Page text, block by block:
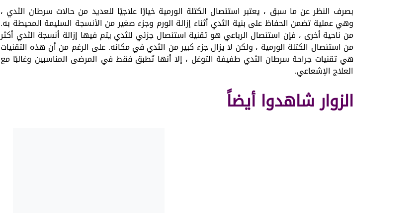
بصرف النظر عن ما سبق ، يعتبر استئصال الكتلة الورمية خيارًا علاجيًا للعديد من حالات سرطان الثدي ،
وهي عملية تضمن الحفاظ على بنية الثدي أثناء إزالة الورم وجزء صغير من الأنسجة السليمة المحيطة به.
من ناحية أخرى ، فإن استئصال الرباعي هو تقنية استئصال جزئي للثدي يتم فيها إزالة أنسجة الثدي أكثر
من استئصال الكتلة الورمية ، ولكن لا يزال جزء كبير من الثدي في مكانه. على الرغم من أن هذه التقنيات
هي تقنيات جراحة سرطان الثدي طفيفة التوغل ، إلا أنها تُطبق فقط في المرضى المناسبين وغالبًا مع
العلاج الإشعاعي.
الزوار شاهدوا أيضاً